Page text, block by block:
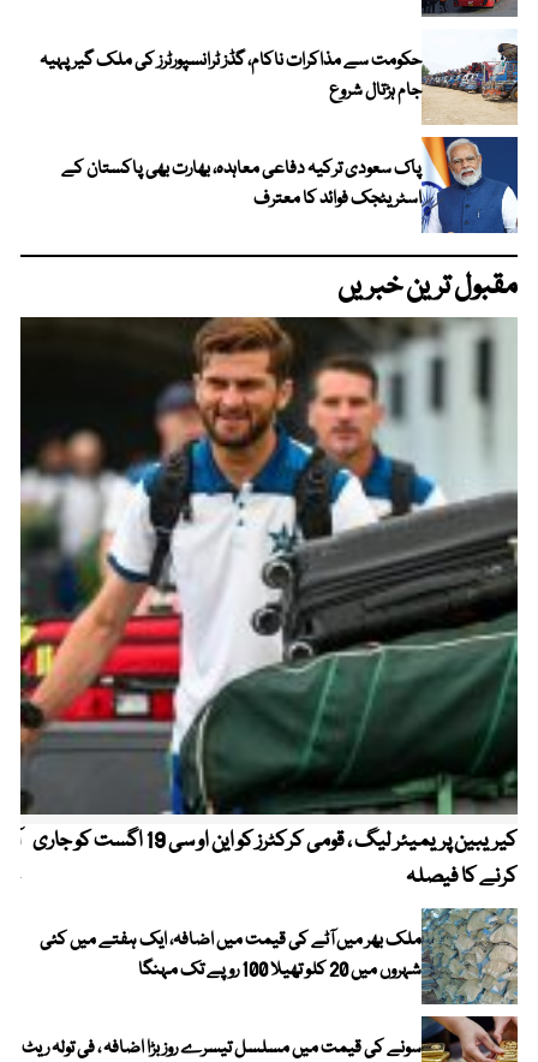
حکومت سے مذاکرات ناکام، گڈز ٹرانسپورٹرز کی ملک گیر پہیہ
جام ہڑتال شروع
پاک سعودی ترکیہ دفاعی معاہدہ، بھارت بھی پاکستان کے
اسٹریٹجک فوائد کا معترف
مقبول ترین خبریں
کیریبین پریمیئر لیگ ، قومی کرکٹرز کو این او سی 19 اگست کو جاری
کرنے کا فیصلہ
ملک بھر میں آٹے کی قیمت میں اضافہ، ایک ہفتے میں کئی
شہروں میں 20 کلو تھیلا 100 روپے تک مہنگا
سونے کی قیمت میں مسلسل تیسرے روز بڑا اضافہ ، فی تولہ ریٹ